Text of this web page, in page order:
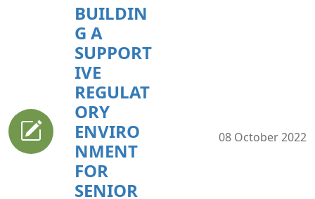
BUILDIN
G A
SUPPORT
IVE
REGULAT
ORY
ENVIRO
NMENT
FOR
SENIOR
08 October 2022